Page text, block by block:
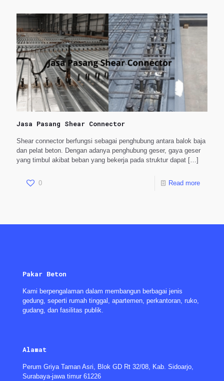
Jasa Pasang Shear Connector
Shear connector berfungsi sebagai penghubung antara balok baja
dan pelat beton. Dengan adanya penghubung geser, gaya geser
yang timbul akibat beban yang bekerja pada struktur dapat […]
0 Read more
Pakar Beton
Kami berpengalaman dalam membangun berbagai jenis
gedung, seperti rumah tinggal, apartemen, perkantoran, ruko,
gudang, dan fasilitas publik.
Alamat
Perum Griya Taman Asri, Blok GD Rt 32/08, Kab. Sidoarjo,
Surabaya-jawa timur 61226